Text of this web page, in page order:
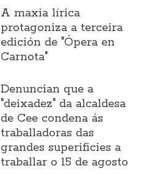
A maxia lírica
protagoniza a terceira
edición de "Ópera en
Carnota"
Denuncian que a
"deixadez" da alcaldesa
de Cee condena ás
traballadoras das
grandes superificies a
traballar o 15 de agosto